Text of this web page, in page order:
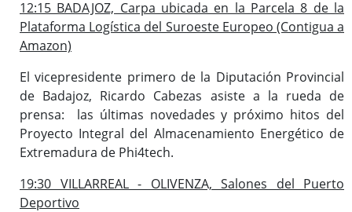
12:15 BADAJOZ, Carpa ubicada en la Parcela 8 de la
Plataforma Logística del Suroeste Europeo (Contigua a
Amazon)
El vicepresidente primero de la Diputación Provincial
de Badajoz, Ricardo Cabezas asiste a la rueda de
prensa: las últimas novedades y próximo hitos del
Proyecto Integral del Almacenamiento Energético de
Extremadura de Phi4tech.
19:30 VILLARREAL - OLIVENZA, Salones del Puerto
Deportivo